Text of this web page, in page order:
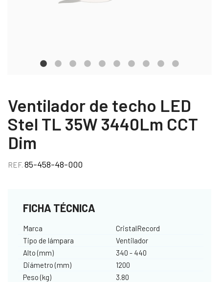
Ventilador de techo LED
Stel TL 35W 3440Lm CCT
Dim
REF. 85-458-48-000
FICHA TÉCNICA
Marca
CristalRecord
Tipo de lámpara
Ventilador
Alto (mm)
340 - 440
Diámetro (mm)
1200
Peso (kg)
3.80